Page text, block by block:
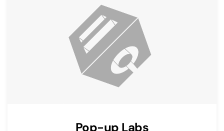
Pop-up Labs